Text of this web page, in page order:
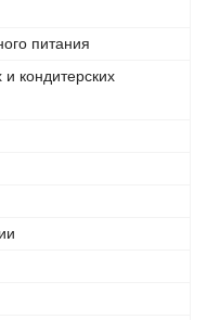
питания
кондитерских